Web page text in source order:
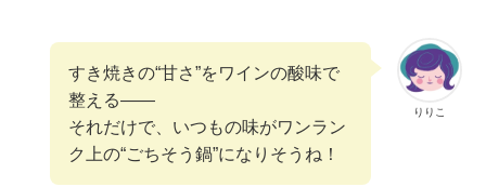
りりこ
すき焼きの“甘さ”をワインの酸味で
整える——
それだけで、いつもの味がワンラン
ク上の“ごちそう鍋”になりそうね！